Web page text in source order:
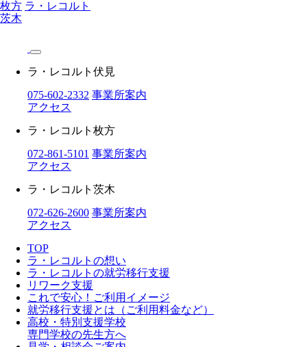
枚方 ラ・レコルト
茨木
ラ・レコルト伏見
075-602-2332 事業所案内
アクセス
ラ・レコルト枚方
072-861-5101 事業所案内
アクセス
ラ・レコルト茨木
072-626-2600 事業所案内
アクセス
TOP
ラ・レコルトの想い
ラ・レコルトの就労移行支援
リワーク支援
これで安心！ご利用イメージ
就労移行支援とは（ご利用料金など）
高校・特別支援学校
専門学校の先生方へ